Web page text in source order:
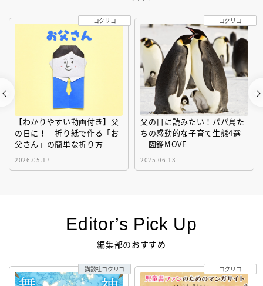
【わかりやすい動画付き】父
の日に！ 折り紙で作る「お
父さん」の簡単な折り方
2026.05.17
コクリコ
父の日に読みたい！パパ鳥た
ちの感動的な子育て生態4選
｜図鑑MOVE
2025.06.13
コクリコ
Editor’s Pick Up
編集部のおすすめ
講談社コクリコ コクリコ